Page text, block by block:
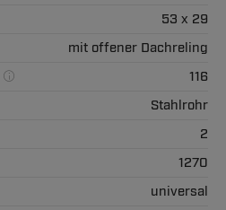
53 x 29
mit offener Dachreling
116
Stahlrohr
2
1270
universal